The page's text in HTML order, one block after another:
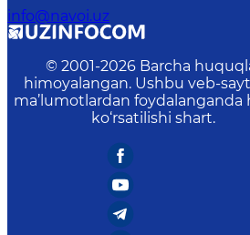
info@navoi.uz
© 2001-2026 Barcha
himoyalangan. Ushbu veb-
ma’lumotlardan foydalanganda
ko‘rsatilishi shart.